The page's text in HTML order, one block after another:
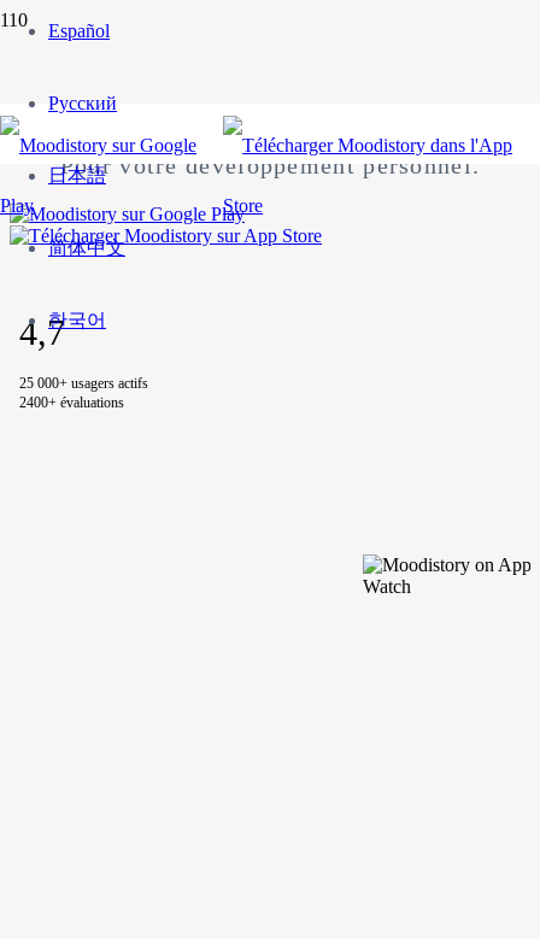
Español
Русский
日本語
简体中文
한국어
Votre journal d’humeur.
Pour votre développement personnel.
4,7
25 000+ usagers actifs
2400+ évaluations